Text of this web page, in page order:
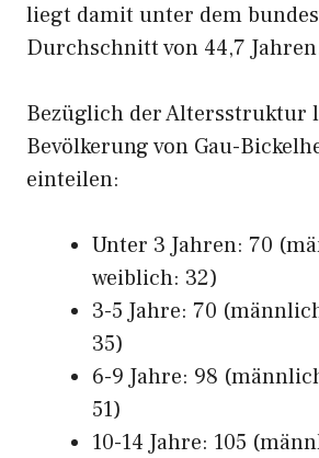
liegt damit unter dem
Durchschnitt von 44,7
Bezüglich der Altersstruktur
Bevölkerung von Gau-
einteilen:
Unter 3 Jahren: 70
weiblich: 32)
3-5 Jahre: 70
35)
6-9 Jahre: 98
51)
10-14 Jahre: 105